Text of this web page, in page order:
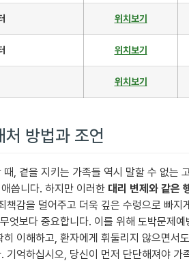
위치보기
위치보기
위치보기
방법과 조언
, 곁을 지키는 가족들 역시 말할 수 없는
씁니다. 하지만 이러한 대리 변제와 같은
책감을 덜어주고 더욱 깊은 수렁으로 빠
엇보다 중요합니다. 이를 위해 도박문제
이해하고, 환자에게 휘둘리지 않으면
기억하십시오, 당신이 먼저 단단해져야 가